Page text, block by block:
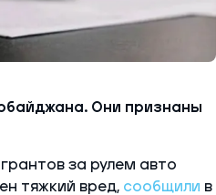
Они признаны
за рулем авто
тяжкий вред, сообщили в